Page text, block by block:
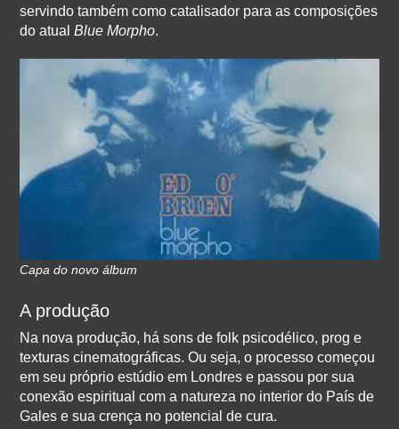
servindo também como catalisador para as composições
do atualBlue Morpho.
Capa do novo álbum
A produção
Na nova produção, há sons de folk psicodélico, prog e
texturas cinematográficas. Ou seja, o processo começou
em seu próprio estúdio em Londres e passou por sua
conexão espiritual com a natureza no interior do País de
Gales e sua crença no potencial de cura.